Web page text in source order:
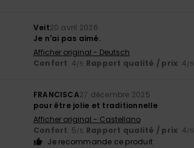
Veit20 avril 2026
Je n'ai pas aimé.
Afficher original - Deutsch
Confort: 4/5 Rapport qualité / prix: 4/5
FRANCISCA27 décembre 2025
pour être jolie et traditionnelle
Afficher original - Castellano
Confort: 5/5 Rapport qualité / prix: 4/5
Je recommande ce produit